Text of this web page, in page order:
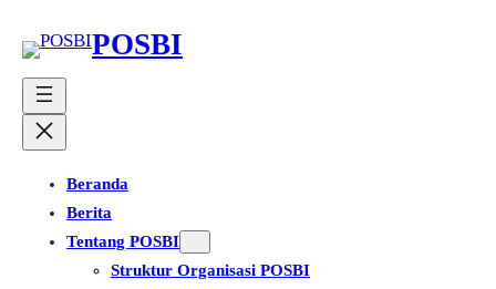
konten
POSBI
Beranda
Berita
Tentang POSBI
Struktur Organisasi POSBI